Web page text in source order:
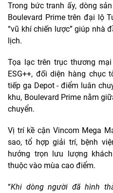
Trong bức tranh ấy, dòng
Boulevard Prime trên đại lộ
“vũ khí chiến lược” giúp nhà
lịch.
Tọa lạc trên trục thương
ESG++, đối diện hàng
tiếp ga Depot - điểm luân
khu, Boulevard Prime nằm
chuyển.
Vị trí kề cận Vincom Mega
sao, tổ hợp giải trí, bệnh
hưởng trọn lưu lượng
thuộc vào mùa cao điểm.
“Khi dòng người đã hình